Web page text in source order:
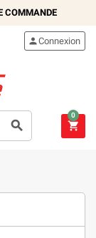
COMMANDE

Connexion

0